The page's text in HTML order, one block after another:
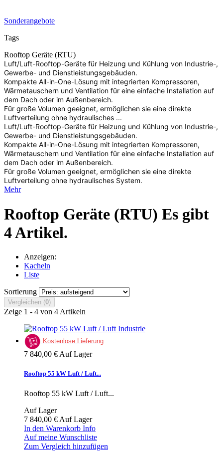
Sonderangebote
Tags
Rooftop Geräte (RTU)
Luft/Luft-Rooftop-Geräte für Heizung und Kühlung von Industrie-,
Gewerbe- und Dienstleistungsgebäuden.
Kompakte All-in-One-Lösung mit integrierten Kompressoren,
Wärmetauschern und Ventilation für eine einfache Installation auf
dem Dach oder im Außenbereich.
Für große Volumen geeignet, ermöglichen sie eine direkte
Luftverteilung ohne hydraulisches ...
Luft/Luft-Rooftop-Geräte für Heizung und Kühlung von Industrie-,
Gewerbe- und Dienstleistungsgebäuden.
Kompakte All-in-One-Lösung mit integrierten Kompressoren,
Wärmetauschern und Ventilation für eine einfache Installation auf
dem Dach oder im Außenbereich.
Für große Volumen geeignet, ermöglichen sie eine direkte
Luftverteilung ohne hydraulisches System.
Mehr
Rooftop Geräte (RTU) Es gibt
4 Artikel.
Anzeigen:
Kacheln
Liste
Sortierung
Vergleichen (0)
Zeige 1 - 4 von 4 Artikeln
Kostenlose Lieferung
7 840,00 € Auf Lager
Rooftop 55 kW Luft / Luft...
Rooftop 55 kW Luft / Luft...
Auf Lager
7 840,00 € Auf Lager
In den Warenkorb Info
Auf meine Wunschliste
Zum Vergleich hinzufügen